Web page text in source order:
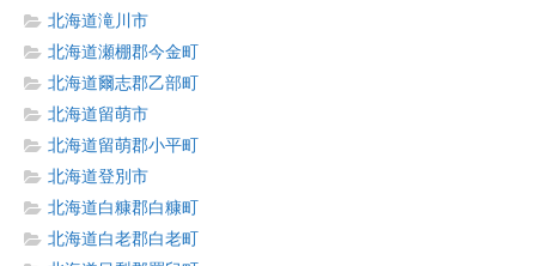
北海道滝川市
北海道瀬棚郡今金町
北海道爾志郡乙部町
北海道留萌市
北海道留萌郡小平町
北海道登別市
北海道白糠郡白糠町
北海道白老郡白老町